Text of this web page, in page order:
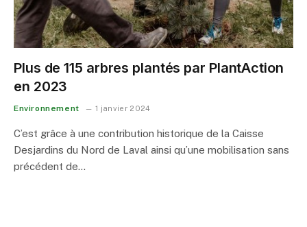
Plus de 115 arbres plantés par PlantAction
en 2023
Environnement 1 janvier 2024
C’est grâce à une contribution historique de la Caisse
Desjardins du Nord de Laval ainsi qu’une mobilisation sans
précédent de…